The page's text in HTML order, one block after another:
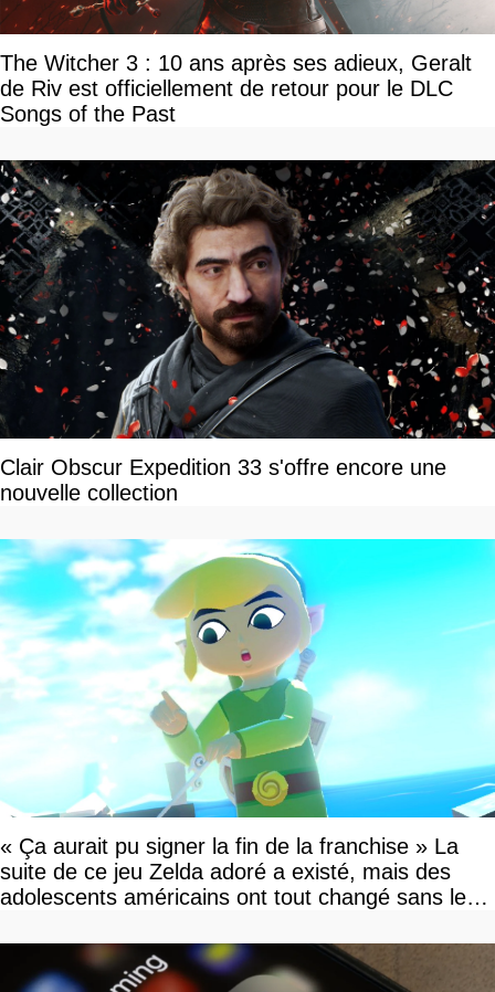
The Witcher 3 : 10 ans après ses adieux, Geralt
de Riv est officiellement de retour pour le DLC
Songs of the Past
Clair Obscur Expedition 33 s'offre encore une
nouvelle collection
« Ça aurait pu signer la fin de la franchise » La
suite de ce jeu Zelda adoré a existé, mais des
adolescents américains ont tout changé sans le